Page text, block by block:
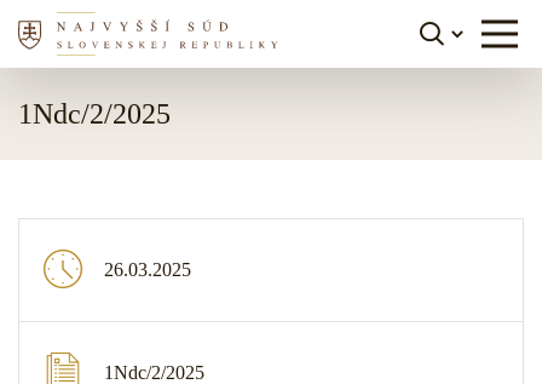
1Ndc/2/2025
26.03.2025
1Ndc/2/2025